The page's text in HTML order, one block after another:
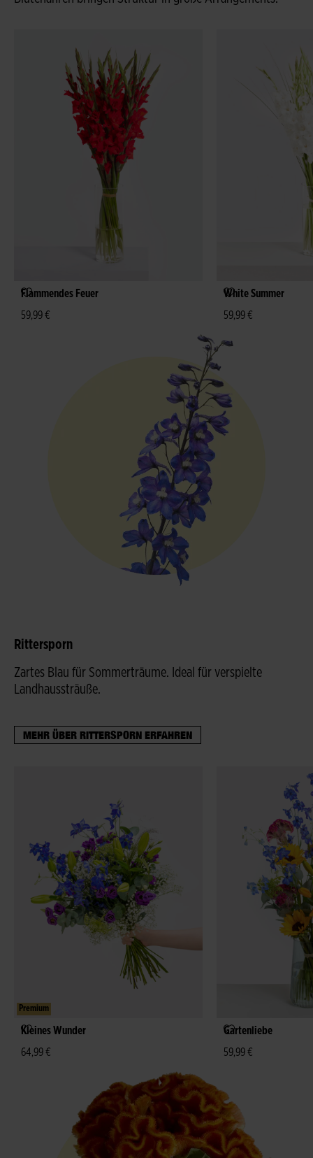
Flammendes Feuer
59,99 €
White Summer
59,99 €
Rittersporn
Zartes Blau für Sommerträume. Ideal für verspielte
Landhaussträuße.
MEHR ÜBER RITTERSPORN ERFAHREN
Premium
Kleines Wunder
64,99 €
Gartenliebe
59,99 €